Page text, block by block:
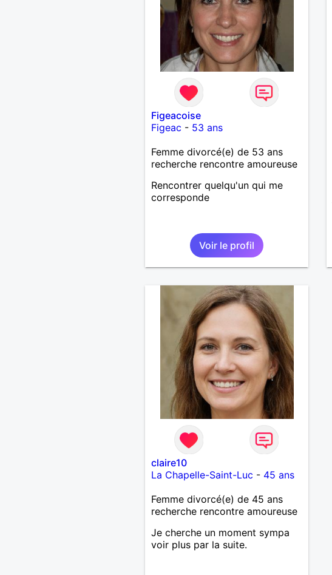
Figeacoise
Figeac - 53 ans
Femme divorcé(e) de 53 ans
recherche rencontre amoureuse
Rencontrer quelqu'un qui me
corresponde
Voir le profil
claire10
La Chapelle-Saint-Luc - 45 ans
Femme divorcé(e) de 45 ans
recherche rencontre amoureuse
Je cherche un moment sympa
voir plus par la suite.